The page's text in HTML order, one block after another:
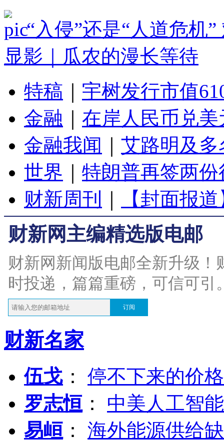
“入侵”还是“人道危机
显影｜瓜农的漫长等待
特稿
宇树发行市值
金融
在岸人民币兑
金融我闻
艾路明及
世界
特朗普再签两
财新周刊
【封面报
财新网主编精选版电邮
财新网新闻版电邮全新升级
时投递，篇篇重磅，可信可引
订阅
财新名家
伍戈 ： 停不下来的价
罗志恒 ： 中美人工智
易峘 ： 海外能源供给